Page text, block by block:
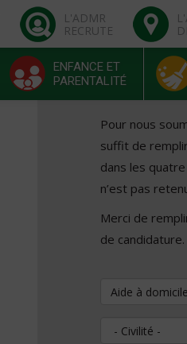
L'ADMR
RECRUTE
ENFANCE ET
PARENTALITÉ
Pour nous
suffit de
dans les
n’est pas
Merci de
de candidature.
Vous
Civilité